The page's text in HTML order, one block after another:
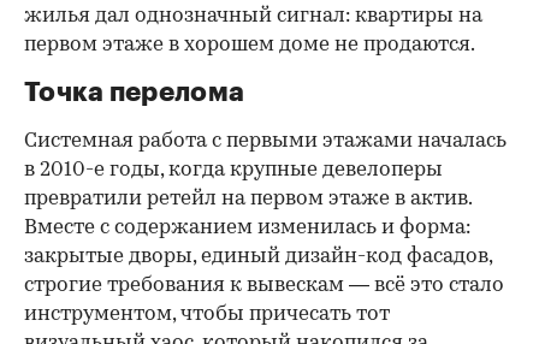
жилья дал однозначный сигнал: квартиры на
первом этаже в хорошем доме не продаются.
Точка перелома
Системная работа с первыми этажами началась
в 2010-е годы, когда крупные девелоперы
превратили ретейл на первом этаже в актив.
Вместе с содержанием изменилась и форма:
закрытые дворы, единый дизайн-код фасадов,
строгие требования к вывескам — всё это стало
инструментом, чтобы причесать тот